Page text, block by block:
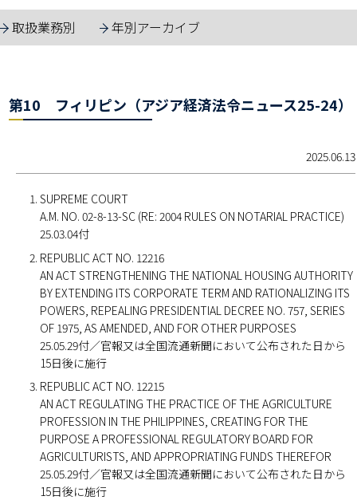
取扱業務別 年別アーカイブ
第10 フィリピン（アジア経済法令ニュース25-24）
2025.06.13
SUPREME COURT
A.M. NO. 02-8-13-SC (RE: 2004 RULES ON NOTARIAL PRACTICE)
25.03.04付
REPUBLIC ACT NO. 12216
AN ACT STRENGTHENING THE NATIONAL HOUSING AUTHORITY
BY EXTENDING ITS CORPORATE TERM AND RATIONALIZING ITS
POWERS, REPEALING PRESIDENTIAL DECREE NO. 757, SERIES
OF 1975, AS AMENDED, AND FOR OTHER PURPOSES
25.05.29付／官報又は全国流通新聞において公布された日から
15日後に施行
REPUBLIC ACT NO. 12215
AN ACT REGULATING THE PRACTICE OF THE AGRICULTURE
PROFESSION IN THE PHILIPPINES, CREATING FOR THE
PURPOSE A PROFESSIONAL REGULATORY BOARD FOR
AGRICULTURISTS, AND APPROPRIATING FUNDS THEREFOR
25.05.29付／官報又は全国流通新聞において公布された日から
15日後に施行